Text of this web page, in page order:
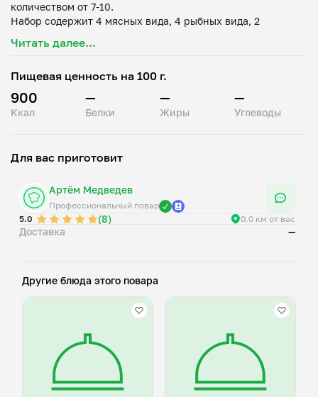
количеством от 7-10.
Набор содержит 4 мясных вида, 4 рыбных вида, 2
Канапе с куриным рулетом и ананасом
Канапе с Курицей и коктейльной вишней
Тарталетка с куриным паштетом и орехами
Канапе с лососем и каперсами
Канапе с форелью и имбирем
Читать далее...
Пищевая ценность на 100 г.
900
Ккал
—
Белки
—
Жиры
—
Углеводы
Для вас приготовит
Артём Медведев
Профессиональный повар
5.0
(8) 0.0 км от вас
Доставка —
Другие блюда этого повара